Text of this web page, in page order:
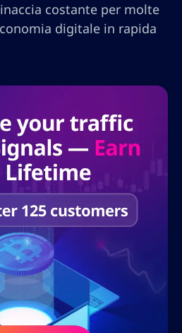
costante per molte
digitale in rapida